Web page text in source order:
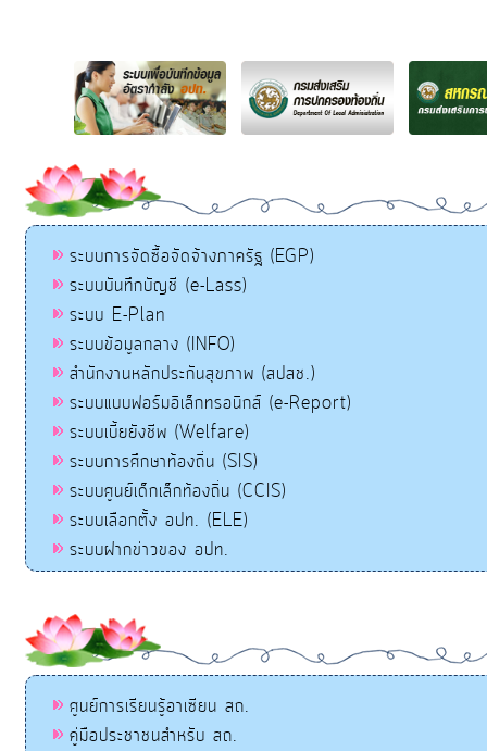
ระบบการจัดซื้อจัดจ้างภาครัฐ (EGP)
ระบบบันทึกบัญชี (e-Lass)
ระบบ E-Plan
ระบบข้อมูลกลาง (INFO)
สำนักงานหลักประกันสุขภาพ (สปสช.)
ระบบแบบฟอร์มอิเล็กทรอนิกส์ (e-Report)
ระบบเบี้ยยังชีพ (Welfare)
ระบบการศึกษาท้องถิ่น (SIS)
ระบบศูนย์เด็กเล็กท้องถิ่น (CCIS)
ระบบเลือกตั้ง อปท. (ELE)
ระบบฝากข่าวของ อปท.
ศูนย์การเรียนรู้อาเซียน สถ.
คู่มือประชาชนสำหรับ สถ.